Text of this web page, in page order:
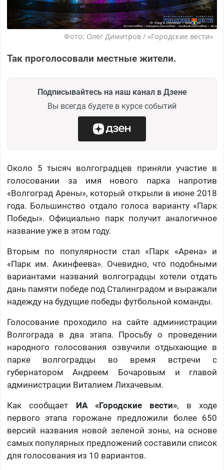
Фото: Олег Димитров / «Городские вести»
Так проголосовали местные жители.
Подписывайтесь на наш канал в Дзене
Вы всегда будете в курсе событий
Около 5 тысяч волгоградцев приняли участие в
голосовании за имя нового парка напротив
«Волгоград Арены», который открыли в июне 2018
года. Большинство отдало голоса варианту «Парк
Победы». Официально парк получит аналогичное
название уже в этом году.
Вторым по популярности стал «Парк «Арена» и
«Парк им. Акинфеева». Очевидно, что подобными
вариантами названий волгоградцы хотели отдать
дань памяти победе под Сталинградом и выражали
надежду на будущие победы футбольной команды.
Голосование проходило на сайте администрации
Волгограда в два этапа. Просьбу о проведении
народного голосования озвучили отдыхающие в
парке волгоградцы во время встречи с
губернатором Андреем Бочаровым и главой
администрации Виталием Лихачевым.
Как сообщает ИА «Городские вести», в ходе
первого этапа горожане предложили более 650
версий названия новой зеленой зоны, на основе
самых популярных предложений составили список
для голосования из 10 вариантов.